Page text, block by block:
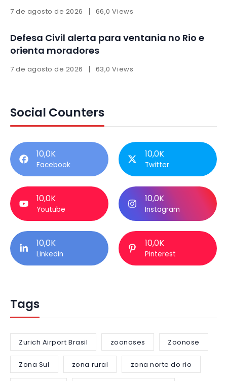
7 de agosto de 2026 66,0 Views
Defesa Civil alerta para ventania no Rio e
orienta moradores
7 de agosto de 2026 63,0 Views
Social Counters
10,0K
Facebook
10,0K
Twitter
10,0K
Youtube
10,0K
Instagram
10,0K
Linkedin
10,0K
Pinterest
Tags
Zurich Airport Brasil zoonoses Zoonose
Zona Sul zona rural zona norte do rio